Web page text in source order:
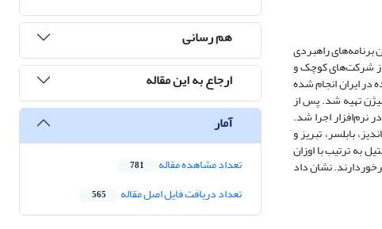
راهبردی
از شرکت‌های کوچک و
صنعت مبلمان برای 8 خوشه مبلمان شناخته شده در ایران انجام شده
تهیه شد. پس از
اجرا شد.
است. در خوشه‌های مبلمان شاندیز، بابلسر، تبریز و
مبلمان استیل به ترتیب با اوزان
نشان داد
هم رسانی
ارجاع به این مقاله
آمار
تعداد مشاهده مقاله 781
تعداد دریافت فایل اصل مقاله 565